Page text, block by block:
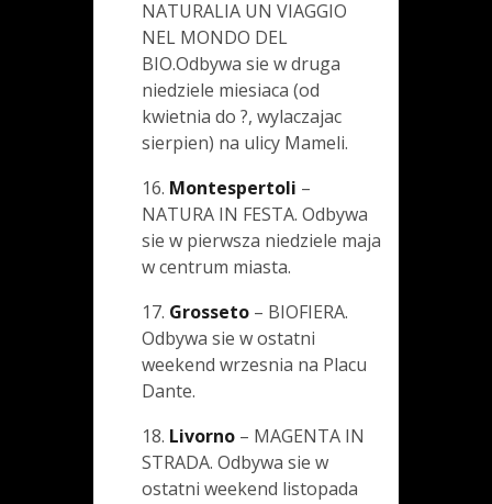
NATURALIA UN VIAGGIO
NEL MONDO DEL
BIO.Odbywa sie w druga
niedziele miesiaca (od
kwietnia do ?, wylaczajac
sierpien) na ulicy Mameli.
16. Montespertoli –
NATURA IN FESTA. Odbywa
sie w pierwsza niedziele maja
w centrum miasta.
17. Grosseto – BIOFIERA.
Odbywa sie w ostatni
weekend wrzesnia na Placu
Dante.
18. Livorno – MAGENTA IN
STRADA. Odbywa sie w
ostatni weekend listopada